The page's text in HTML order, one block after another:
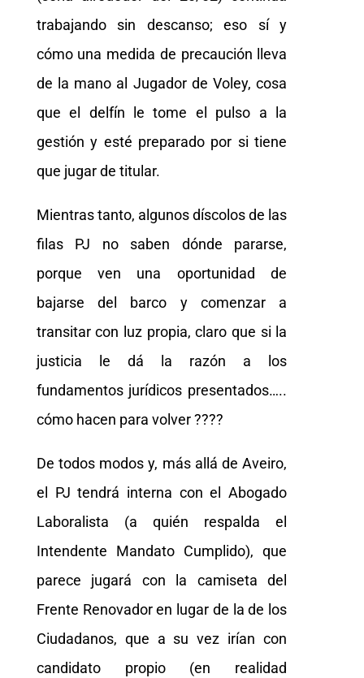
trabajando sin descanso; eso sí y
cómo una medida de precaución lleva
de la mano al Jugador de Voley, cosa
que el delfín le tome el pulso a la
gestión y esté preparado por si tiene
que jugar de titular.
Mientras tanto, algunos díscolos de las
filas PJ no saben dónde pararse,
porque ven una oportunidad de
bajarse del barco y comenzar a
transitar con luz propia, claro que si la
justicia le dá la razón a los
fundamentos jurídicos presentados…..
cómo hacen para volver ????
De todos modos y, más allá de Aveiro,
el PJ tendrá interna con el Abogado
Laboralista (a quién respalda el
Intendente Mandato Cumplido), que
parece jugará con la camiseta del
Frente Renovador en lugar de la de los
Ciudadanos, que a su vez irían con
candidato propio (en realidad